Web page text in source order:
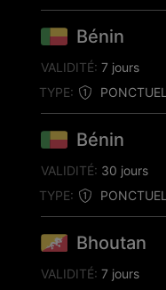
Bénin
TYPE: PONCTUEL
VALIDITÉ: 7 jours
Bénin
TYPE: PONCTUEL
VALIDITÉ: 30 jours
Bhoutan
VALIDITÉ: 7 jours